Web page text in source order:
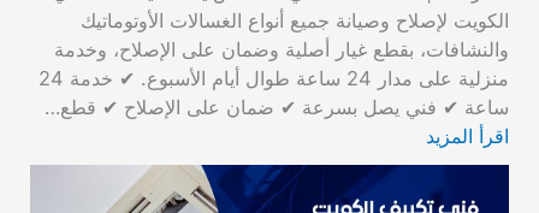
الكويت لإصلاح وصيانة جميع أنواع الغسالات الأوتوماتيك
والنشافات، بقطع غيار أصلية وضمان على الإصلاح، وخدمة
منزلية على مدار 24 ساعة طوال أيام الأسبوع. ✔ خدمة 24
ساعة ✔ فني يصل بسرعة ✔ ضمان على الإصلاح ✔ قطع…
اقرأ المزيد